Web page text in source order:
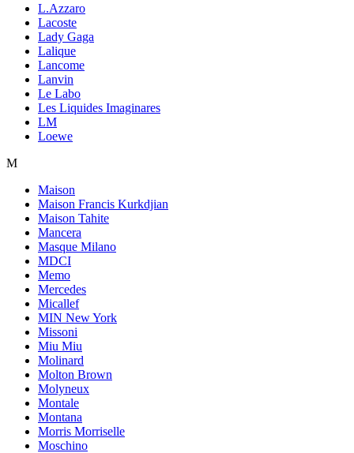
L.Azzaro
Lacoste
Lady Gaga
Lalique
Lancome
Lanvin
Le Labo
Les Liquides Imaginares
LM
Loewe
M
Maison
Maison Francis Kurkdjian
Maison Tahite
Mancera
Masque Milano
MDCI
Memo
Mercedes
Micallef
MIN New York
Missoni
Miu Miu
Molinard
Molton Brown
Molyneux
Montale
Montana
Morris Morriselle
Moschino